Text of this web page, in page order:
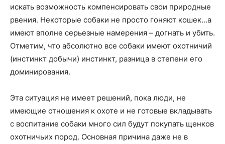
искать возможность компенсировать свои природные
рвения. Некоторые собаки не просто гоняют кошек…а
имеют вполне серьезные намерения – догнать и убить.
Отметим, что абсолютно все собаки имеют охотничий
(инстинкт добычи) инстинкт, разница в степени его
доминирования.
Эта ситуация не имеет решений, пока люди, не
имеющие отношения к охоте и не готовые вкладывать
с воспитание собаки много сил будут покупать щенков
охотничьих пород. Основная причина даже не в